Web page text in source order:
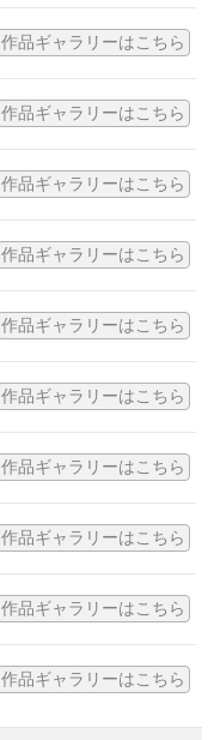
作品ギャラリーはこちら
作品ギャラリーはこちら
作品ギャラリーはこちら
作品ギャラリーはこちら
作品ギャラリーはこちら
作品ギャラリーはこちら
作品ギャラリーはこちら
作品ギャラリーはこちら
作品ギャラリーはこちら
作品ギャラリーはこちら